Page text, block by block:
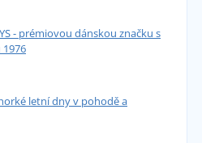
- prémiovou dánskou značku s
letní dny v pohodě a